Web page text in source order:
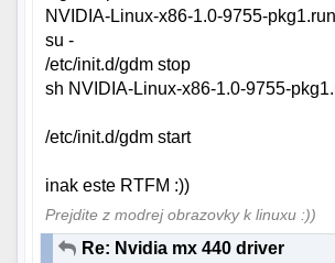
NVIDIA-Linux-x86-1.0-9755-pkg1.run
su -
/etc/init.d/gdm stop
sh NVIDIA-Linux-x86-1.0-9755-
/etc/init.d/gdm start
inak este RTFM :))
Prejdite z modrej obrazovky k linuxu :))
Re: Nvidia mx 440 driver